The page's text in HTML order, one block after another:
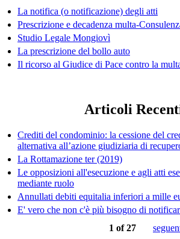
La notifica (o notificazione) degli atti
Prescrizione e decadenza multa-
Studio Legale Mongiovì
La prescrizione del bollo auto
Il ricorso al Giudice di Pace contro la
Articoli
Crediti del condominio: la cessione del
alternativa all’azione giudiziaria di
La Rottamazione ter (2019)
Le opposizioni all'esecuzione e agli atti
mediante ruolo
Annullati debiti equitalia inferiori a mille
E' vero che non c'è più bisogno di
1 of 27